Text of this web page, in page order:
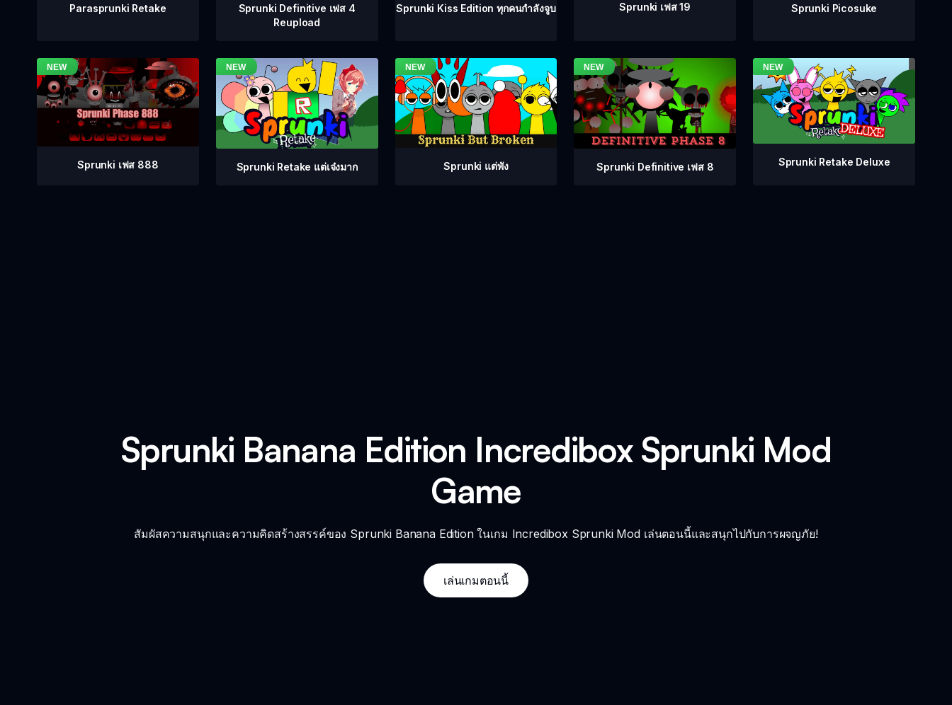
Parasprunki Retake
Sprunki Definitive เฟส 4
Reupload
Sprunki Kiss Edition ทุกคนกำลังจูบ Sprunki เฟส 19 Sprunki Picosuke
Sprunki เฟส 888 Sprunki Retake แต่เจ๋งมาก Sprunki แต่พัง Sprunki Definitive เฟส 8 Sprunki Retake Deluxe
Sprunki Banana Edition Incredibox Sprunki Mod
Game
สัมผัสความสนุกและความคิดสร้างสรรค์ของ Sprunki Banana Edition ในเกม Incredibox Sprunki Mod เล่นตอนนี้และสนุกไปกับการผจญภัย!
เล่นเกมตอนนี้